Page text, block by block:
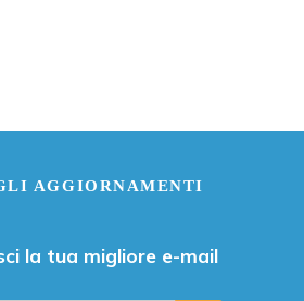
AGGIORNAMENTI
la tua migliore e-mail